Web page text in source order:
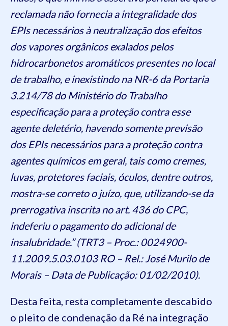
reclamada não fornecia a integralidade dos
EPIs necessários à neutralização dos efeitos
dos vapores orgânicos exalados pelos
hidrocarbonetos aromáticos presentes no local
de trabalho, e inexistindo na NR-6 da Portaria
3.214/78 do Ministério do Trabalho
especificação para a proteção contra esse
agente deletério, havendo somente previsão
dos EPIs necessários para a proteção contra
agentes químicos em geral, tais como cremes,
luvas, protetores faciais, óculos, dentre outros,
mostra-se correto o juízo, que, utilizando-se da
prerrogativa inscrita no art. 436 do CPC,
indeferiu o pagamento do adicional de
insalubridade.” (TRT3 – Proc.: 0024900-
11.2009.5.03.0103 RO – Rel.: José Murilo de
Morais – Data de Publicação: 01/02/2010).
Desta feita, resta completamente descabido
o pleito de condenação da Ré na integração